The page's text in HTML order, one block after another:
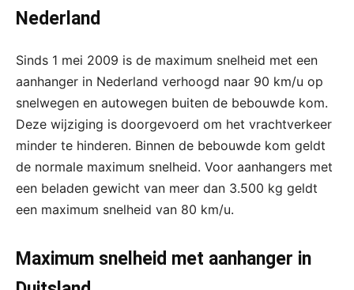
Nederland
Sinds 1 mei 2009 is de maximum snelheid met een
aanhanger in Nederland verhoogd naar 90 km/u op
snelwegen en autowegen buiten de bebouwde kom.
Deze wijziging is doorgevoerd om het vrachtverkeer
minder te hinderen. Binnen de bebouwde kom geldt
de normale maximum snelheid. Voor aanhangers met
een beladen gewicht van meer dan 3.500 kg geldt
een maximum snelheid van 80 km/u.
Maximum snelheid met aanhanger in